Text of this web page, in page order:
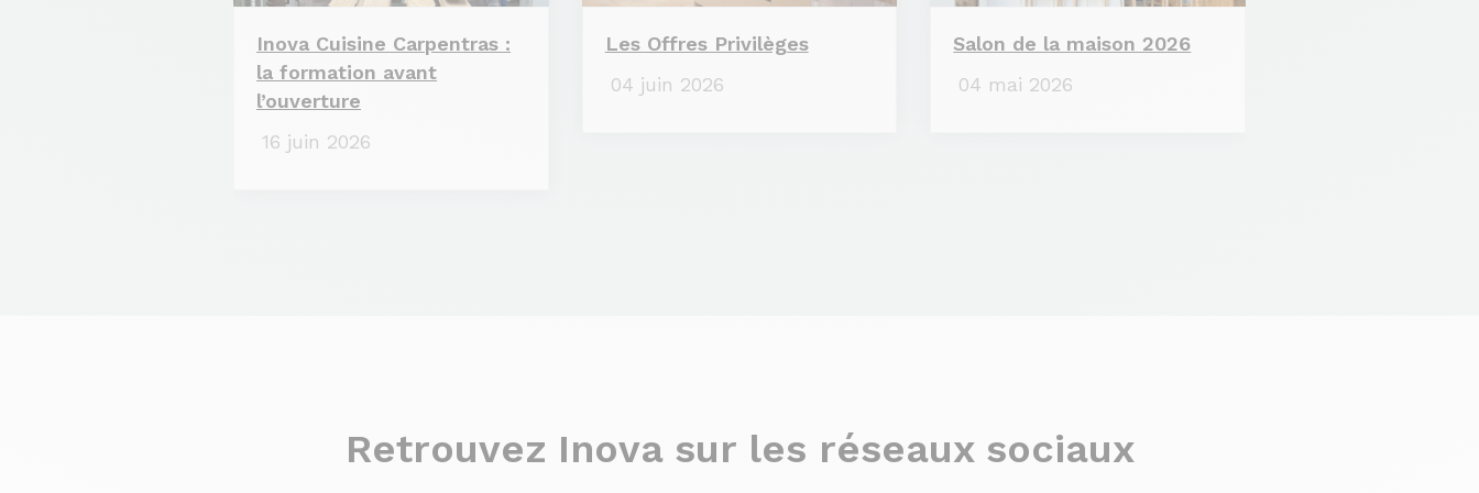
Inova Cuisine Carpentras :
la formation avant
l’ouverture
16 juin 2026
Les Offres Privilèges
04 juin 2026
Salon de la maison 2026
04 mai 2026
Retrouvez Inova sur les réseaux sociaux